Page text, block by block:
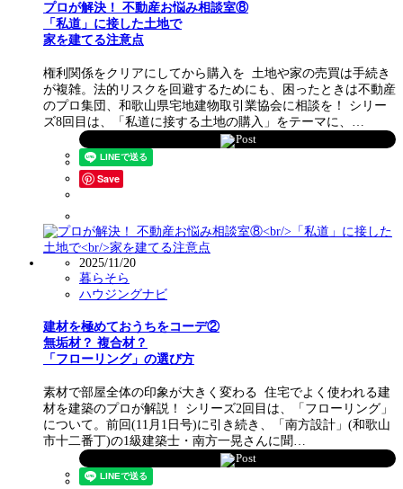
プロが解決！ 不動産お悩み相談室⑧
「私道」に接した土地で
家を建てる注意点
権利関係をクリアにしてから購入を 土地や家の売買は手続き
が複雑。法的リスクを回避するためにも、困ったときは不動産
のプロ集団、和歌山県宅地建物取引業協会に相談を！ シリー
ズ8回目は、「私道に接する土地の購入」をテーマに、…
Post
Save
2025/11/20
暮らそら
ハウジングナビ
建材を極めておうちをコーデ②
無垢材？ 複合材？
「フローリング」の選び方
素材で部屋全体の印象が大きく変わる 住宅でよく使われる建
材を建築のプロが解説！ シリーズ2回目は、「フローリング」
について。前回(11月1日号)に引き続き、「南方設計」(和歌山
市十二番丁)の1級建築士・南方一晃さんに聞…
Post